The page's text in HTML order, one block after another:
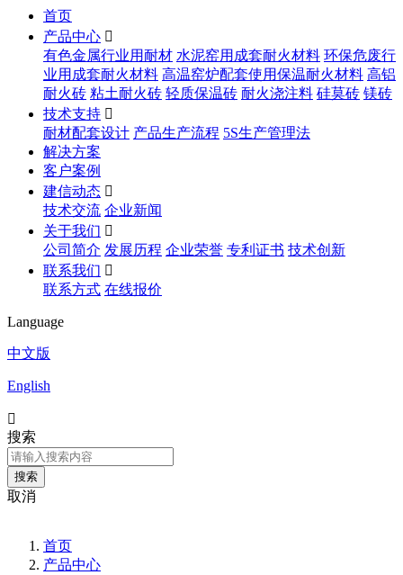
首页
产品中心 
有色金属行业用耐材 水泥窑用成套耐火材料 环保危废行
业用成套耐火材料 高温窑炉配套使用保温耐火材料 高铝
耐火砖 粘土耐火砖 轻质保温砖 耐火浇注料 硅莫砖 镁砖
技术支持 
耐材配套设计 产品生产流程 5S生产管理法
解决方案
客户案例
建信动态 
技术交流 企业新闻
关于我们 
公司简介 发展历程 企业荣誉 专利证书 技术创新
联系我们 
联系方式 在线报价
Language
中文版
English

搜索
取消
首页
产品中心